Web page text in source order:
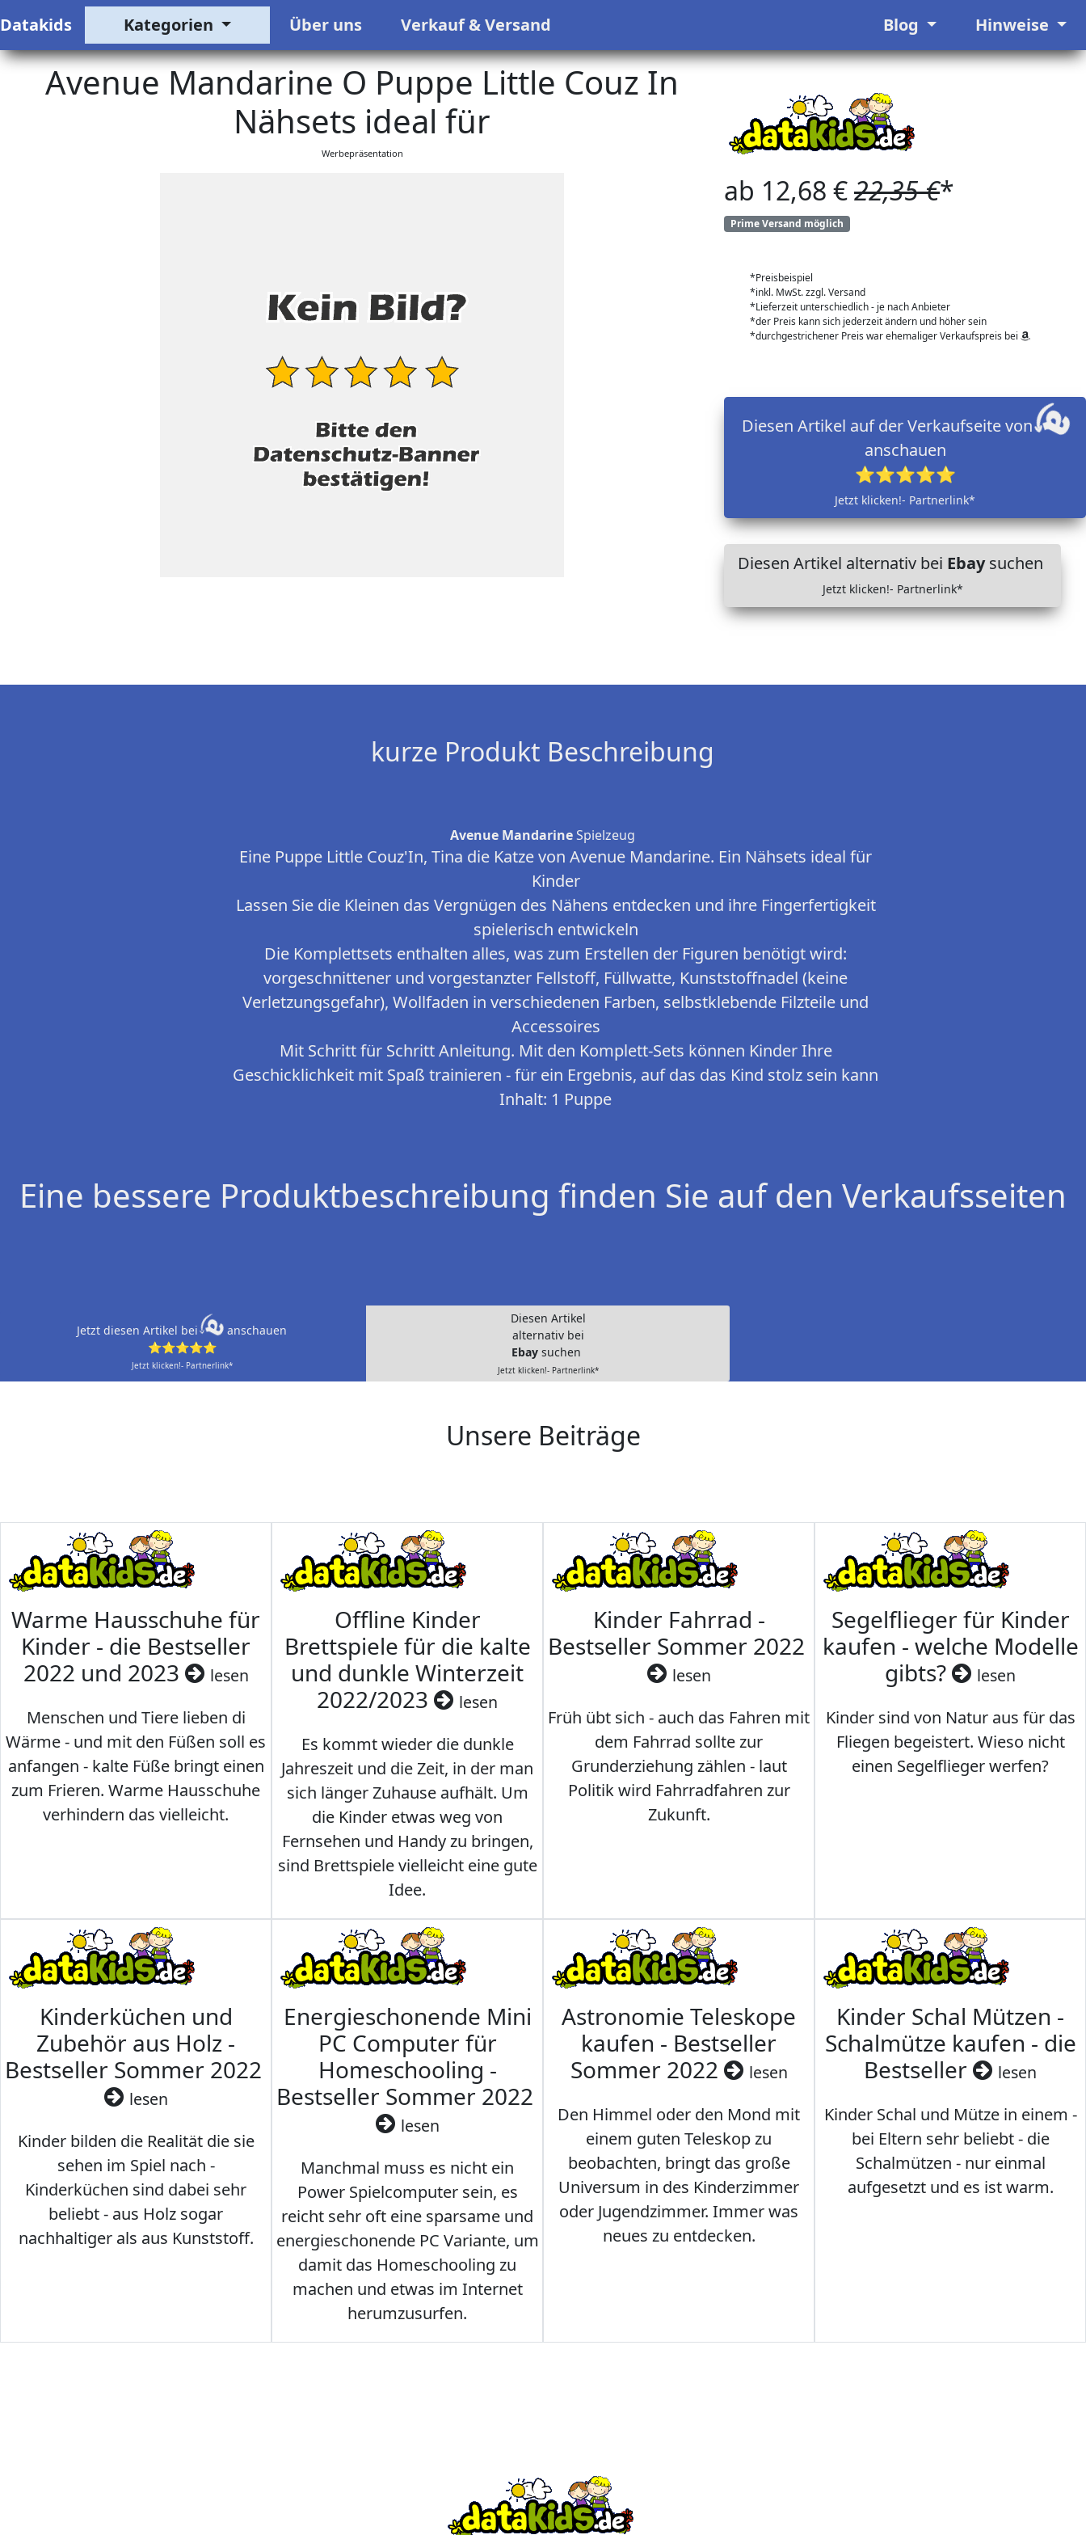
Datakids Kategorien Über uns Verkauf & Versand Blog Hinweise
Avenue Mandarine O Puppe Little Couz In
Nähsets ideal für
Werbepräsentation
ab 12,68 €22,35 €*
Prime Versand möglich
*Preisbeispiel
*inkl. MwSt. zzgl. Versand
*Lieferzeit unterschiedlich - je nach Anbieter
*der Preis kann sich jederzeit ändern und höher sein
*durchgestrichener Preis war ehemaliger Verkaufspreis bei
Diesen Artikel auf der Verkaufseite von
anschauen
⭐⭐⭐⭐⭐
Jetzt klicken!- Partnerlink*
Diesen Artikel alternativ bei Ebaysuchen
Jetzt klicken!- Partnerlink*
kurze Produkt Beschreibung
Avenue MandarineSpielzeug
Eine Puppe Little Couz'In, Tina die Katze von Avenue Mandarine. Ein Nähsets ideal für
Kinder
Lassen Sie die Kleinen das Vergnügen des Nähens entdecken und ihre Fingerfertigkeit
spielerisch entwickeln
Die Komplettsets enthalten alles, was zum Erstellen der Figuren benötigt wird:
vorgeschnittener und vorgestanzter Fellstoff, Füllwatte, Kunststoffnadel (keine
Verletzungsgefahr), Wollfaden in verschiedenen Farben, selbstklebende Filzteile und
Accessoires
Mit Schritt für Schritt Anleitung. Mit den Komplett-Sets können Kinder Ihre
Geschicklichkeit mit Spaß trainieren - für ein Ergebnis, auf das das Kind stolz sein kann
Inhalt: 1 Puppe
Eine bessere Produktbeschreibung finden Sie auf den Verkaufsseiten
Jetzt diesen Artikel bei
anschauen
⭐⭐⭐⭐⭐
Jetzt klicken!- Partnerlink*
Diesen Artikel
alternativ bei
Ebay suchen
Jetzt klicken!- Partnerlink*
Unsere Beiträge
Warme Hausschuhe für
Kinder - die Bestseller
2022 und 2023
lesen
Menschen und Tiere lieben di
Wärme - und mit den Füßen soll es
anfangen - kalte Füße bringt einen
zum Frieren. Warme Hausschuhe
verhindern das vielleicht.
Offline Kinder
Brettspiele für die kalte
und dunkle Winterzeit
2022/2023
lesen
Es kommt wieder die dunkle
Jahreszeit und die Zeit, in der man
sich länger Zuhause aufhält. Um
die Kinder etwas weg von
Fernsehen und Handy zu bringen,
sind Brettspiele vielleicht eine gute
Idee.
Kinder Fahrrad -
Bestseller Sommer 2022
lesen
Früh übt sich - auch das Fahren mit
dem Fahrrad sollte zur
Grunderziehung zählen - laut
Politik wird Fahrradfahren zur
Zukunft.
Segelflieger für Kinder
kaufen - welche Modelle
gibts?
lesen
Kinder sind von Natur aus für das
Fliegen begeistert. Wieso nicht
einen Segelflieger werfen?
Kinderküchen und
Zubehör aus Holz -
Bestseller Sommer 2022
lesen
Kinder bilden die Realität die sie
sehen im Spiel nach -
Kinderküchen sind dabei sehr
beliebt - aus Holz sogar
nachhaltiger als aus Kunststoff.
Energieschonende Mini
PC Computer für
Homeschooling -
Bestseller Sommer 2022
lesen
Manchmal muss es nicht ein
Power Spielcomputer sein, es
reicht sehr oft eine sparsame und
energieschonende PC Variante, um
damit das Homeschooling zu
machen und etwas im Internet
herumzusurfen.
Astronomie Teleskope
kaufen - Bestseller
Sommer 2022
lesen
Den Himmel oder den Mond mit
einem guten Teleskop zu
beobachten, bringt das große
Universum in des Kinderzimmer
oder Jugendzimmer. Immer was
neues zu entdecken.
Kinder Schal Mützen -
Schalmütze kaufen - die
Bestseller
lesen
Kinder Schal und Mütze in einem -
bei Eltern sehr beliebt - die
Schalmützen - nur einmal
aufgesetzt und es ist warm.